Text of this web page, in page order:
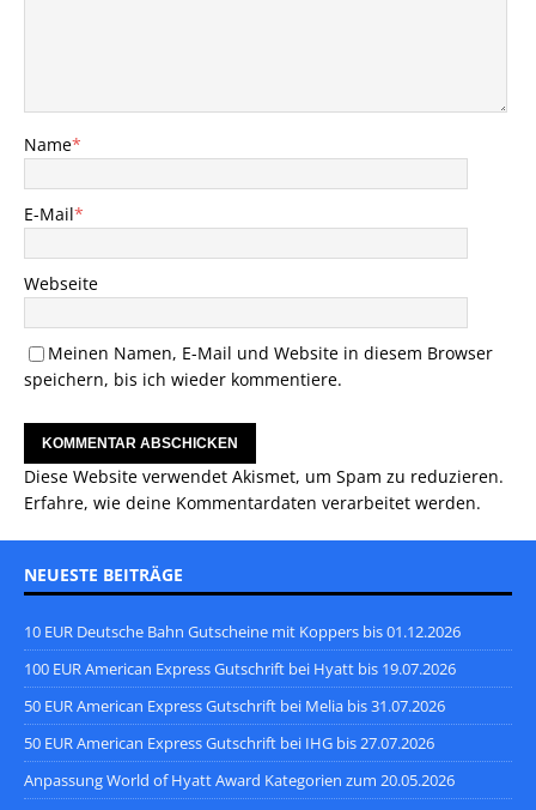
Name*
E-Mail*
Webseite
Meinen Namen, E-Mail und Website in diesem Browser
speichern, bis ich wieder kommentiere.
Diese Website verwendet Akismet, um Spam zu reduzieren.
Erfahre, wie deine Kommentardaten verarbeitet werden.
NEUESTE BEITRÄGE
10 EUR Deutsche Bahn Gutscheine mit Koppers bis 01.12.2026
100 EUR American Express Gutschrift bei Hyatt bis 19.07.2026
50 EUR American Express Gutschrift bei Melia bis 31.07.2026
50 EUR American Express Gutschrift bei IHG bis 27.07.2026
Anpassung World of Hyatt Award Kategorien zum 20.05.2026